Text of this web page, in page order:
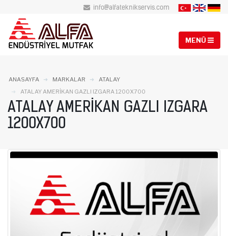
info@alfateknikservis.com
ANASAYFA MARKALAR
ATALAY
ATALAY AMERIKAN GAZLI IZGARA 1200X700
ATALAY AMERIKAN GAZLI IZGARA
1200X700